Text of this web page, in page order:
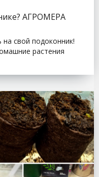
АГРОМЕРА
свой подоконник!
растения